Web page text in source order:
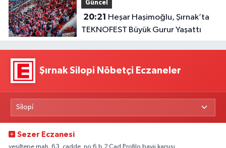
Güncel
20:21
TEKNOFEST Büyük Gurur Yaşattı
Şırnak Silopi Nöbetçi Eczaneler
Sezer Eczanesi
yeşiltepe mah. 63. cadde. no:6 b 2.Cad Profilo bayii karşısı